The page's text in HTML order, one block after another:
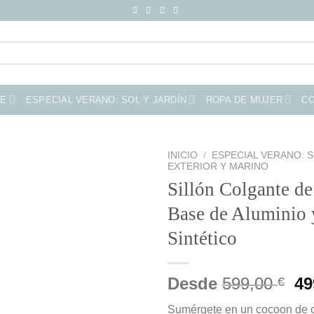
ESPECIAL VERANO: SOL Y JARDÍN ROPA DE MUJER
INICIO /
ESPECIAL VERANO:
EXTERIOR Y MARINO
Sillón Colgante
Base de Aluminio
Sintético
Desde 599,00€
El
Sumérgete en un cocoon de